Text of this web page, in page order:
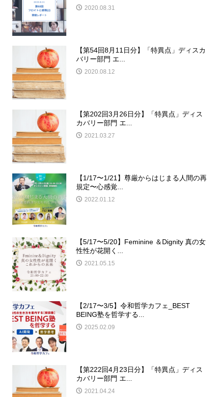
2020.08.31
【第54回8月11日分】「特異点」ディスカ
バリー部門 エ...
2020.08.12
【第202回3月26日分】「特異点」ディス
カバリー部門 エ...
2021.03.27
【1/17〜1/21】尊厳からはじまる人間の再
規定〜心感覚...
2022.01.12
【5/17〜5/20】Feminine ＆Dignity 真の女
性性が花開く...
2021.05.15
【2/17〜3/5】令和哲学カフェ_BEST
BEING塾を哲学する...
2025.02.09
【第222回4月23日分】「特異点」ディス
カバリー部門 エ...
2021.04.24